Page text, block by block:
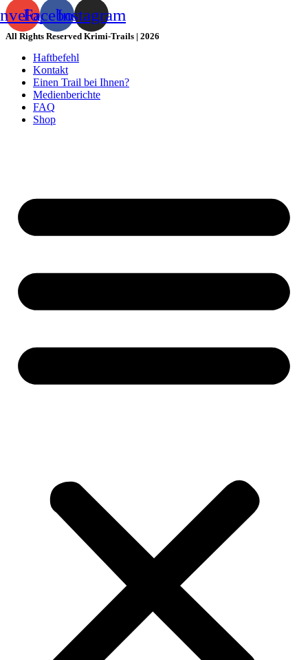
FacebookInstagram
All Rights Reserved Krimi-Trails | 2026
Haftbefehl
Kontakt
Einen Trail bei Ihnen?
Medienberichte
FAQ
Shop